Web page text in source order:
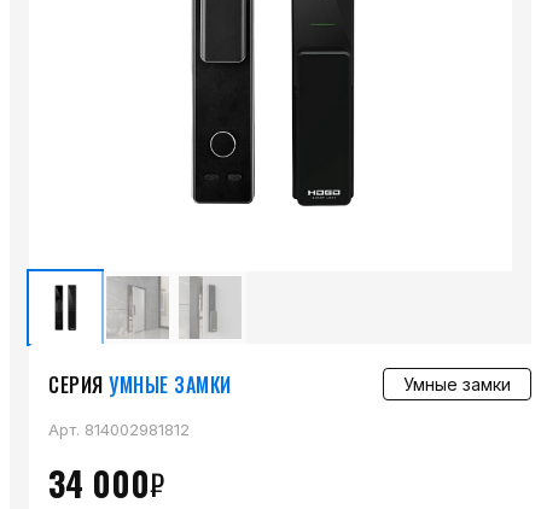
СЕРИЯ УМНЫЕ ЗАМКИ Умные замки
Арт. 814002981812
34 000₽